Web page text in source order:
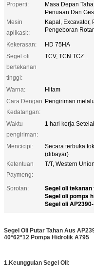
Properti:
Masa Depan
Penuaan Dan
Mesin
aplikasi::
Kapal, Excavator,
Pengeboran
Kekerasan:
HD 75HA
Segel oli
bertekanan
tinggi:
TCV, TCN TCZ...
Warna:
Hitam
Cara Dengan
Kedatangan:
Pengiriman
Waktu
pengiriman:
1 hari kerja
Mencicipi:
Secara terbuka
(dibayar)
Ketentuan
Paymeng:
T/T, Western
Sorotan: Segel oli
Segel oli pompa
Segel oli
Segel Oli Putar Tahan Aus
40*62*12 Pompa Hidrolik A795
1.Keunggulan Segel Oli: